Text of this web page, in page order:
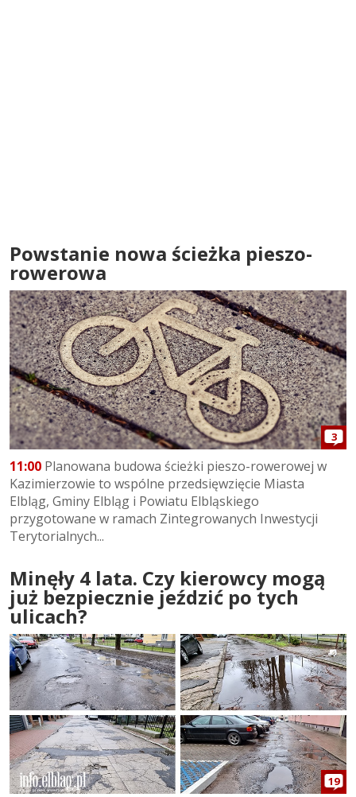
Powstanie nowa ścieżka pieszo-
rowerowa
3
11:00 Planowana budowa ścieżki pieszo-rowerowej w
Kazimierzowie to wspólne przedsięwzięcie Miasta
Elbląg, Gminy Elbląg i Powiatu Elbląskiego
przygotowane w ramach Zintegrowanych Inwestycji
Terytorialnych...
Minęły 4 lata. Czy kierowcy mogą
już bezpiecznie jeździć po tych
ulicach?
19